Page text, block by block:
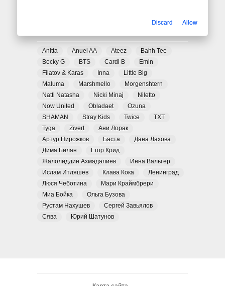
Anitta Anuel AA Ateez
Bahh Tee
Becky G
BTS Cardi B
Emin
Filatov & Karas
Inna
Little Big
Maluma
Marshmello
Morgenshtern
Natti Natasha
Nicki Minaj
Niletto
Now United
Obladaet
Ozuna
SHAMAN
Stray Kids Twice
TXT
Tyga
Zivert
Ани Лорак
Артур Пирожков
Баста
Дана Лахова
Дима Билан
Егор Крид
Жалолиддин Ахмадалиев
Инна Вальтер
Ислам Итляшев
Клава Кока
Ленинград
Люся Чеботина
Мари Краймбрери
Миа Бойка
Ольга Бузова
Рустам Нахушев
Сергей Завьялов
Сява
Юрий Шатунов
Discard Allow